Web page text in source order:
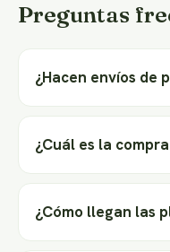
Preguntas
¿Hacen envíos de
¿Cuál es la
¿Cómo llegan las